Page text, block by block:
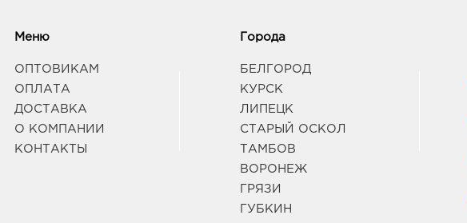
Меню
ОПТОВИКАМ
ОПЛАТА
ДОСТАВКА
О КОМПАНИИ
КОНТАКТЫ
Города
БЕЛГОРОД
КУРСК
ЛИПЕЦК
СТАРЫЙ ОСКОЛ
ТАМБОВ
ВОРОНЕЖ
ГРЯЗИ
ГУБКИН